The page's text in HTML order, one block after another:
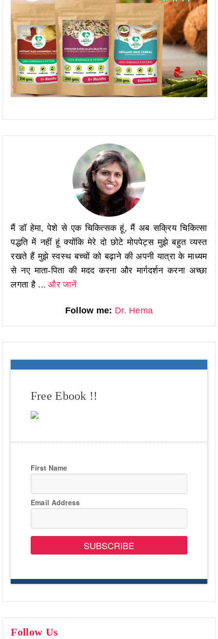
मैं डॉ हेमा, पेशे से एक चिकित्सक हूं, मैं अब सक्रिय चिकित्सा
पद्धति में नहीं हूं क्योंकि मेरे दो छोटे मोपपेट्स मुझे बहुत व्यस्त
रखते हैं मुझे स्वस्थ बच्चों को बढ़ाने की अपनी यात्रा के माध्यम
से नए माता-पिता की मदद करना और मार्गदर्शन करना अच्छा
लगता है ...और जानें
Follow me: Dr. Hema
Free Ebook !!
First Name
Email Address
SUBSCRIBE
Follow Us